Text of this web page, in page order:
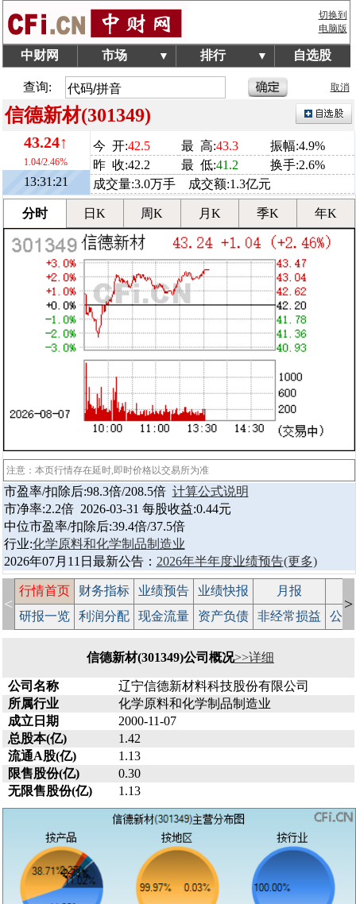
切换到
电脑版
中财网 市场 ▼ 排行 ▼ 自选股
查询: 取消
信德新材(301349)
43.24↑
1.04/2.46%
13:31:21
今 开:42.5 最 高:43.3
振幅:4.9%
昨 收:42.2
最 低:41.2
换手:2.6%
成交量:3.0万手 成交额:1.3亿元
分时 日K 周K 月K 季K 年K
注意：本页行情存在延时,即时价格以交易所为准
市盈率/扣除后:98.3倍/208.5倍 计算公式说明
市净率:2.2倍 2026-03-31 每股收益:0.44元
中位市盈率/扣除后:39.4倍/37.5倍
行业:化学原料和化学制品制造业
2026年07月11日最新公告： 2026年半年度业绩预告(更多)
<
行情首页 财务指标 业绩预告 业绩快报 月报
研报一览
利润分配 现金流量 资产负债 非经常损益 公
>
信德新材(301349)公司概况>>详细
公司名称
辽宁信德新材料科技股份有限公司
所属行业
化学原料和化学制品制造业
成立日期
2000-11-07
总股本(亿)
1.42
流通A股(亿)
1.13
限售股份(亿)
0.30
无限售股份(亿)
1.13